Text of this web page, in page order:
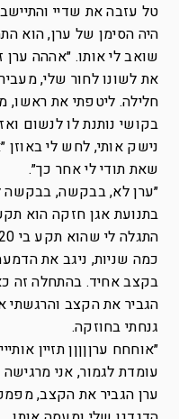
טל עזבה את שדיי
היה הסימן של ערן, הוא
שואב לי אותו. ״אההה
את לשונו לחור שלי,
חלילה. ליטפתי את
בקושי נותנת לו לנשום
נישק אותי, לחש לי
שאת תודי לי אחר כך״.
״ערן לא, בבקשה, בבקשה
בתנועת אגן חזקה הוא
כמה שניות, ניגב את
בקצב אחיד. בהתחלה זה
הגביר את הקצב והרגשתי
גנחתי בחוזקה.
״אוחחח ערןןןןן תזיין
עומדת לגמור, אני
ערן הגביר את הקצב,